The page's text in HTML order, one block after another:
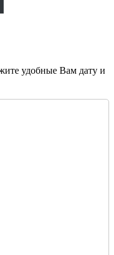
удобные Вам дату и